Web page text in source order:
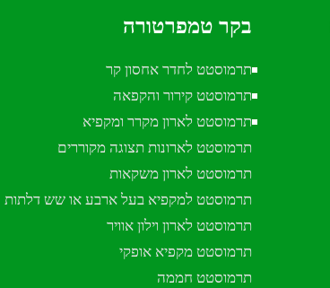
בקר טמפרטורה
תרמוסטט לחדר אחסון קר
תרמוסטט קירור והקפאה
תרמוסטט לארון מקרר ומקפיא
תרמוסטט לארונות תצוגה מקוררים
תרמוסטט לארון משקאות
תרמוסטט למקפיא בעל ארבע או שש דלתות
תרמוסטט לארון וילון אוויר
תרמוסטט מקפיא אופקי
תרמוסטט חממה